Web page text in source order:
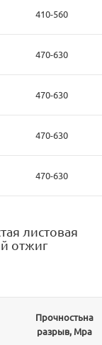
410-560
470-630
470-630
470-630
470-630
листовая
отжиг
Прочностьна
разрыв, Mpa